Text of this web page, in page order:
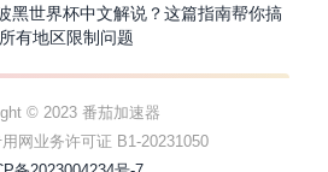
黑世界杯中文解说？这篇指南帮你搞
有地区限制问题
© 2023 番茄加速器
网业务许可证 B1-20231050